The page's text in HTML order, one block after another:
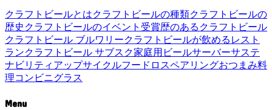
クラフトビールとはクラフトビールの種類クラフトビールの
歴史 クラフトビールのイベント 受賞歴のあるクラフトビール
クラフトビール ブルワリークラフトビールが飲めるレスト
ランクラフトビール サブスク家庭用ビールサーバーサステ
ナビリティ アップサイクルフードロスペアリングおつまみ料
理コンビニグラス
Menu